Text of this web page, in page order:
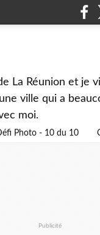
La Réunion et je
ville qui a
moi.
Photo - 10 du 10
Publicité